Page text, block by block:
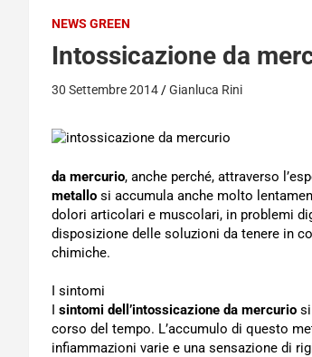
NEWS GREEN
Intossicazione da
30 Settembre 2014 Gianluca Rini
da mercurio, anche perché, attraverso
metallo si accumula anche molto
dolori articolari e muscolari, in problemi
disposizione delle soluzioni da tenere in
chimiche.
I sintomi
I sintomi dell’intossicazione da mercurio
corso del tempo. L’accumulo di questo
infiammazioni varie e una sensazione di